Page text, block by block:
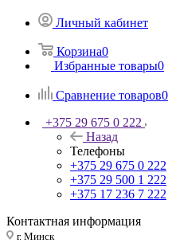
Личный кабинет
Корзина0
Избранные товары0
Сравнение товаров0
+375 29 675 0 222
Назад
Телефоны
+375 29 675 0 222
+375 29 500 1 222
+375 17 236 7 222
Контактная информация
г. Минск